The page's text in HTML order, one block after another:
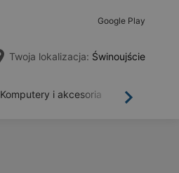
Google Play
Twoja lokalizacja: Świnoujście
Dalej
Komputery i akcesoria